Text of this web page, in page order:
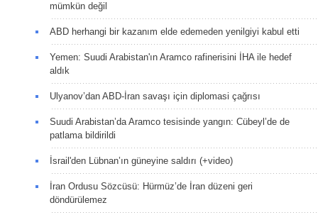
mümkün değil
ABD herhangi bir kazanım elde edemeden yenilgiyi kabul etti
Yemen: Suudi Arabistan'ın Aramco rafinerisini İHA ile hedef
aldık
Ulyanov’dan ABD-İran savaşı için diplomasi çağrısı
Suudi Arabistan’da Aramco tesisinde yangın: Cübeyl’de de
patlama bildirildi
İsrail'den Lübnan’ın güneyine saldırı (+video)
İran Ordusu Sözcüsü: Hürmüz’de İran düzeni geri
döndürülemez